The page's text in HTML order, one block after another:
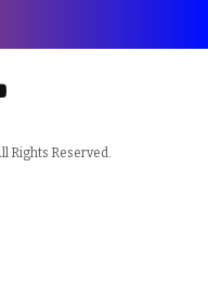
Reserved.